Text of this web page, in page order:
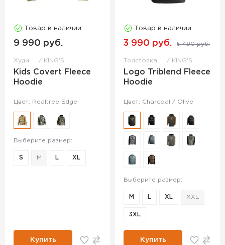
Товар в наличии
9 990 руб.
Худи KING'S
Kids Covert Fleece
Hoodie
Цвет: Realtree Edge
Выберите размер:
S M L XL
Купить
Товар в наличии
3 990 руб. 5 490 руб.
Толстовка KING'S
Logo Triblend Fleece
Hoodie
Цвет: Charcoal / Olive
Выберите размер:
M L XL XXL
3XL
Купить